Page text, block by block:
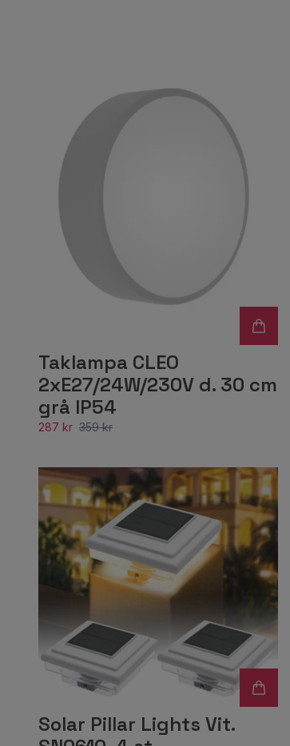
Taklampa CLEO
2xE27/24W/230V d. 30 cm
grå IP54
287 kr 359 kr
Solar Pillar Lights Vit.